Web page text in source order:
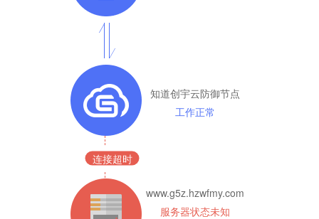
知道创宇云防御节点
工作正常
连接超时
www.g5z.hzwfmy.com
服务器状态未知